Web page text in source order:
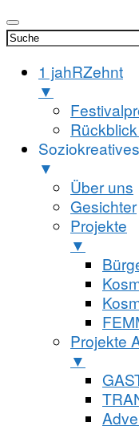
1 jahRZehnt
▼
▼
Über uns
Gesichter
Projekte
▼
Projekte
▼